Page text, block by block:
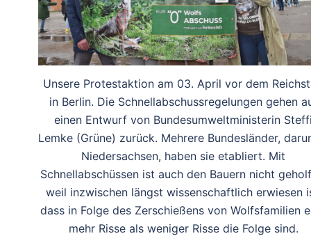
Unsere Protestaktion am 03. April vor dem
in Berlin. Die Schnellabschussregelungen gehen
einen Entwurf von Bundesumweltministerin
Lemke (Grüne) zurück. Mehrere Bundesländer,
Niedersachsen, haben sie etabliert. Mit
Schnellabschüssen ist auch den Bauern nicht
weil inzwischen längst wissenschaftlich erwiesen
dass in Folge des Zerschießens von Wolfsfamilien
mehr Risse als weniger Risse die Folge sind.